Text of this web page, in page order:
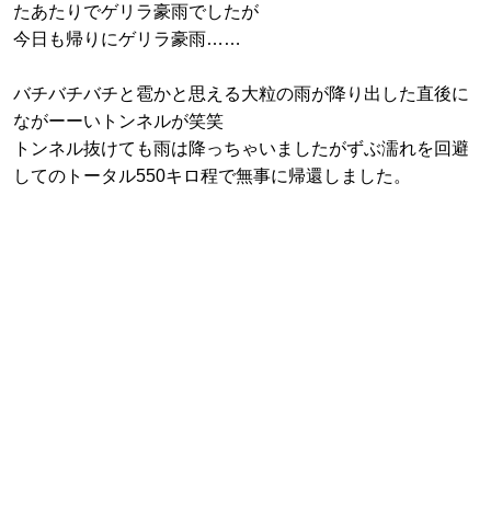
たあたりでゲリラ豪雨でしたが
今日も帰りにゲリラ豪雨……
バチバチバチと雹かと思える大粒の雨が降り出した直後に
ながーーいトンネルが笑笑
トンネル抜けても雨は降っちゃいましたがずぶ濡れを回避
してのトータル550キロ程で無事に帰還しました。